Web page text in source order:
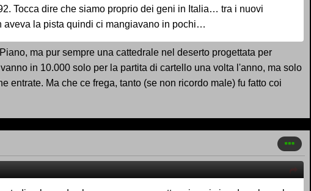
Tocca dire che siamo proprio dei geni in Italia… tra i nuovi
la pista quindi ci mangiavano in pochi…
ma pur sempre una cattedrale nel deserto progettata per
in 10.000 solo per la partita di cartello una volta l'anno, ma solo
Ma che ce frega, tanto (se non ricordo male) fu fatto coi